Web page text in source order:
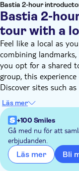
Bastia 2-hour
Bastia 2-
tour with a
Feel like a local as
combining
you opt for a shared
group, this
Discover sites such
des Gouverneurs,
the way, the local
through stories and
advice on places to
By the end of this
Bastia, viewed
help you navigate the
Läs mer
+100 Smiles
Gå med nu för att
erbjudanden.
Läs mer Bli